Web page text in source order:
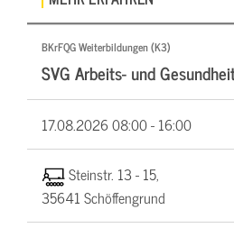
BKrFQG Weiterbildungen (K3)
SVG Arbeits- und
17.08.202608:00 - 16:00
Steinstr. 13 - 15,
35641 Schöffengrund